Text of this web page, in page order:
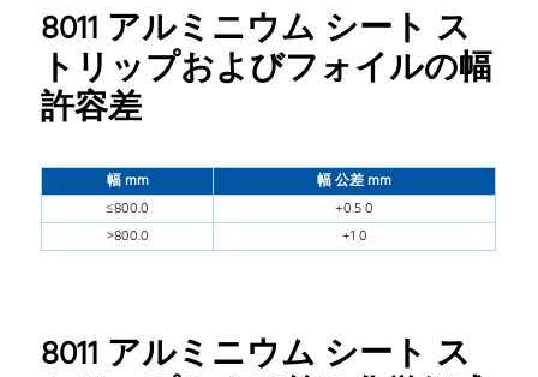
8011 アルミニウム シート ス
トリップおよびフォイルの幅
許容差
幅 mm 幅公差 mm
≤800.0
+0.5 0
>800.0
+1 0
8011 アルミニウム シート ス